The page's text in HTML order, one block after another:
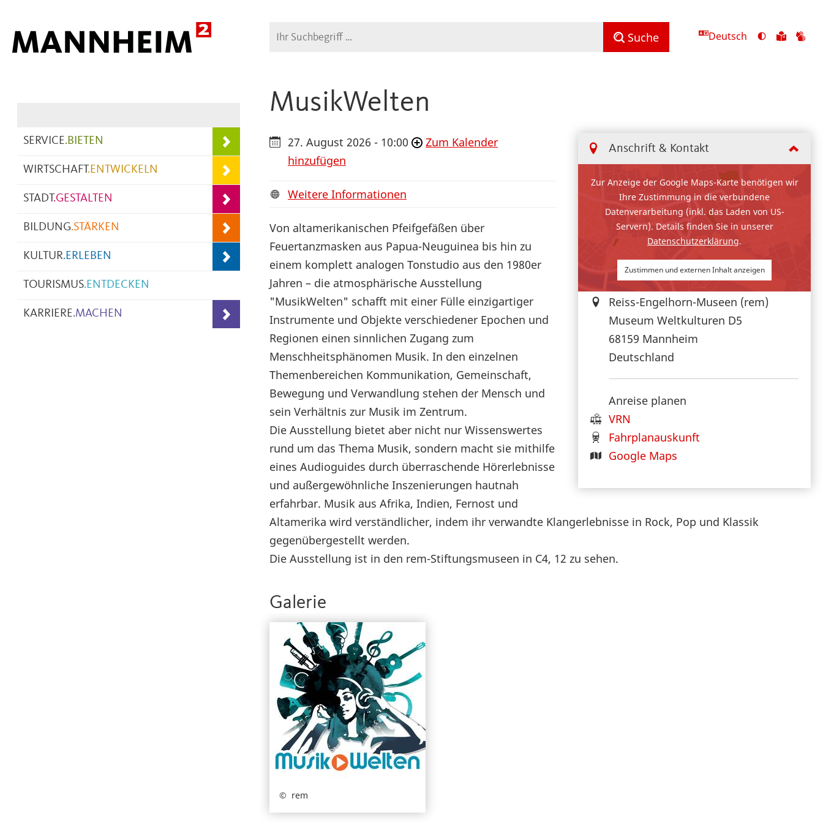
Suche Suche Deutsch
Ansicht
Zu
SERVICE.BIETEN
WIRTSCHAFT.ENTWICKELN
STADT.GESTALTEN
BILDUNG.STÄRKEN
KULTUR.ERLEBEN
TOURISMUS.ENTDECKEN
KARRIERE.MACHEN
MusikWelten
Anschrift & Kontakt
Zur Anzeige der Google Maps-Karte benötigen wir
Ihre Zustimmung in die verbundene
Datenverarbeitung (inkl. das Laden von US-
Servern). Details finden Sie in unserer
Datenschutzerklärung.
Zustimmen und externen Inhalt anzeigen
Reiss-Engelhorn-Museen (rem)
Museum Weltkulturen D5
68159 Mannheim
Deutschland
Anreise planen
VRN
Fahrplanauskunft
Google Maps
27. August 2026 - 10:00
Zum Kalender
hinzufügen
Weitere Informationen
Von altamerikanischen Pfeifgefäßen über
Feuertanzmasken aus Papua-Neuguinea bis hin zu
einem komplett analogen Tonstudio aus den 1980er
Jahren – die atmosphärische Ausstellung
"MusikWelten" schafft mit einer Fülle einzigartiger
Instrumente und Objekte verschiedener Epochen und
Regionen einen sinnlichen Zugang zum
Menschheitsphänomen Musik. In den einzelnen
Themenbereichen Kommunikation, Gemeinschaft,
Bewegung und Verwandlung stehen der Mensch und
sein Verhältnis zur Musik im Zentrum.
Die Ausstellung bietet aber nicht nur Wissenswertes
rund um das Thema Musik, sondern macht sie mithilfe
eines Audioguides durch überraschende Hörerlebnisse
und außergewöhnliche Inszenierungen hautnah
erfahrbar. Musik aus Afrika, Indien, Fernost und
Altamerika wird verständlicher, indem ihr verwandte Klangerlebnisse in Rock, Pop und Klassik
gegenübergestellt werden.
Die Ausstellung ist in den rem-Stiftungsmuseen in C4, 12 zu sehen.
Galerie
rem